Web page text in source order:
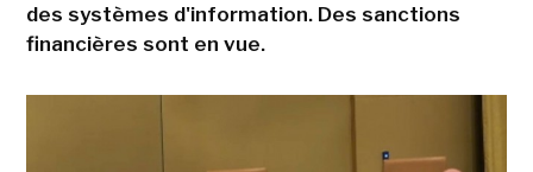
des systèmes d'information. Des sanctions
financières sont en vue.